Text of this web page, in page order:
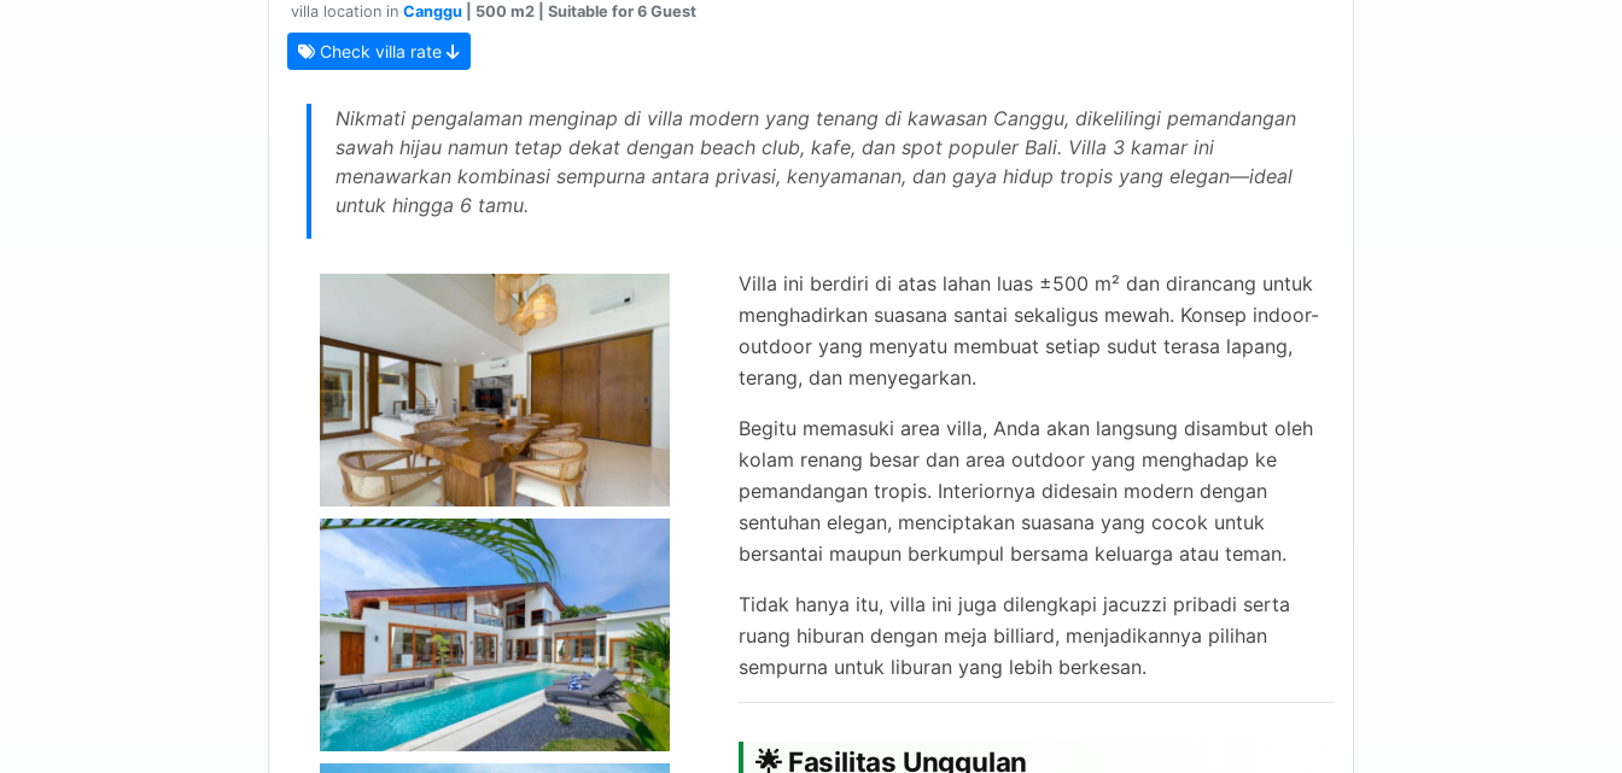
villa location in Canggu | 500 m2 | Suitable for 6 Guest
Check villa rate
Nikmati pengalaman menginap di villa modern yang tenang di kawasan Canggu, dikelilingi pemandangan
sawah hijau namun tetap dekat dengan beach club, kafe, dan spot populer Bali. Villa 3 kamar ini
menawarkan kombinasi sempurna antara privasi, kenyamanan, dan gaya hidup tropis yang elegan—ideal
untuk hingga 6 tamu.
Villa ini berdiri di atas lahan luas ±500 m² dan dirancang untuk
menghadirkan suasana santai sekaligus mewah. Konsep indoor-
outdoor yang menyatu membuat setiap sudut terasa lapang,
terang, dan menyegarkan.
Begitu memasuki area villa, Anda akan langsung disambut oleh
kolam renang besar dan area outdoor yang menghadap ke
pemandangan tropis. Interiornya didesain modern dengan
sentuhan elegan, menciptakan suasana yang cocok untuk
bersantai maupun berkumpul bersama keluarga atau teman.
Tidak hanya itu, villa ini juga dilengkapi jacuzzi pribadi serta
ruang hiburan dengan meja billiard, menjadikannya pilihan
sempurna untuk liburan yang lebih berkesan.
🌟 Fasilitas Unggulan